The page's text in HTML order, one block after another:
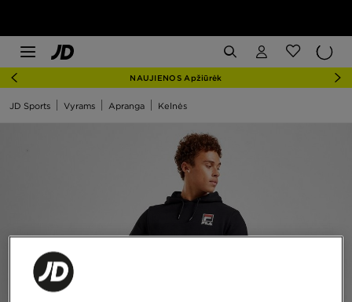
NAUJIENOS Apžiūrėk
JD Sports Vyrams Apranga Kelnės